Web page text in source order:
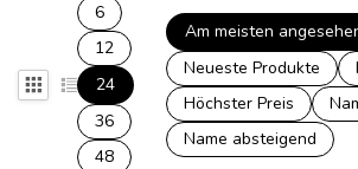
6
12
24
36
48
Am meisten
Neueste Produkte
Höchster Preis
Name absteigend